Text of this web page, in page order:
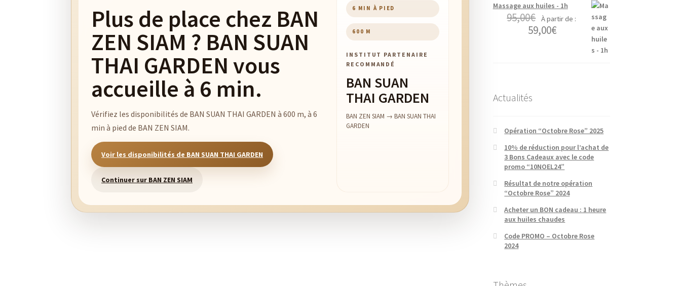
Plus de place chez BAN
ZEN SIAM ? BAN SUAN
THAI GARDEN vous
accueille à 6 min.
Vérifiez les disponibilités de BAN SUAN THAI GARDEN à 600 m, à 6
min à pied de BAN ZEN SIAM.
Voir les disponibilités de BAN SUAN THAI GARDEN
Continuer sur BAN ZEN SIAM
6 MIN À PIED
600 M
INSTITUT PARTENAIRE
RECOMMANDÉ
BAN SUAN
THAI GARDEN
BAN ZEN SIAM → BAN SUAN THAI
GARDEN
Massage aux huiles - 1h
95,00€ À partir de :
59,00€
Actualités
Opération “Octobre Rose” 2025
10% de réduction pour l’achat de
3 Bons Cadeaux avec le code
promo “10NOEL24”
Résultat de notre opération
“Octobre Rose” 2024
Acheter un BON cadeau : 1 heure
aux huiles chaudes
Code PROMO – Octobre Rose
2024